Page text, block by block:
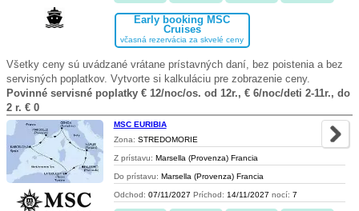
Early booking MSC
Cruises
včasná rezervácia za skvelé ceny
Všetky ceny sú uvádzané vrátane prístavných daní, bez poistenia a bez
servisných poplatkov. Vytvorte si kalkuláciu pre zobrazenie ceny.
Povinné servisné poplatky € 12/noc/os. od 12r., € 6/noc/deti 2-11r., do
2 r. € 0
MSC EURIBIA
Zona: STREDOMORIE
Z prístavu: Marsella (Provenza) Francia
Do prístavu: Marsella (Provenza) Francia
Odchod: 07/11/2027 Príchod: 14/11/2027 nocí: 7